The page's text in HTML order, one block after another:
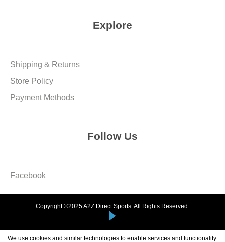
Explore
Shipping & Returns
Store Policy
Payment Methods
Follow Us
Facebook
Copyright ©2025 A2Z Direct Sports. All Rights Reserved.
We use cookies and similar technologies to enable services and functionality